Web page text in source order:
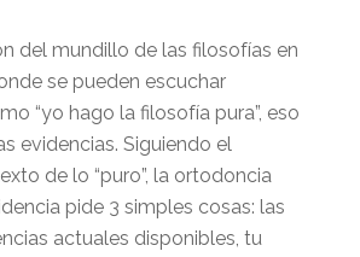
del mundillo de las filosofías en
se pueden escuchar
“yo hago la filosofía pura”, eso
evidencias. Siguiendo el
de lo “puro”, la ortodoncia
pide 3 simples cosas: las
actuales disponibles, tu